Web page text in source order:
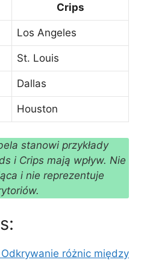
Crips
Los Angeles
St. Louis
Dallas
Houston
stanowi przykłady
i Crips mają wpływ. Nie
i nie reprezentuje
różnic między